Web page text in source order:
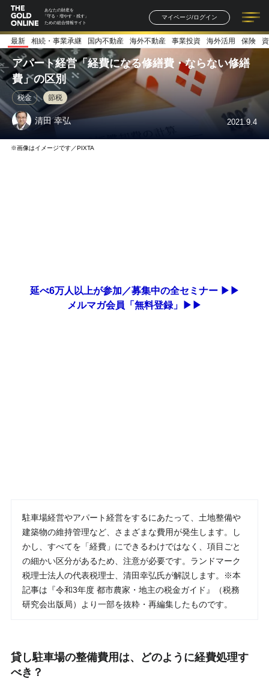
あなたの財産を
「守る・増やす・残す」
ための総合情報サイト
マイページ/ログイン
記事一覧 連載一覧
著者一覧 書籍一覧
最新 相続・事業承継 国内不動産 海外不動産 事業投資 海外活用 保険
アパート経営「経費になる修繕費・ならない修繕
費」の区別
税金 節税
清田 幸弘 2021.9.4
※画像はイメージです／PIXTA
延べ6万人以上が参加／募集中の全セミナー ▶▶
メルマガ会員「無料登録」▶▶
駐車場経営やアパート経営をするにあたって、土地整備や
建築物の維持管理など、さまざまな費用が発生します。し
かし、すべてを「経費」にできるわけではなく、項目ごと
の細かい区分があるため、注意が必要です。ランドマーク
税理士法人の代表税理士、清田幸弘氏が解説します。※本
記事は『令和3年度 都市農家・地主の税金ガイド』（税務
研究会出版局）より一部を抜粋・再編集したものです。
貸し駐車場の整備費用は、どのように経費処理す
べき？